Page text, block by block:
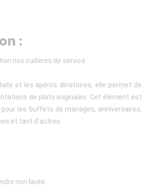
:
nos cuillères de service.
et les apéros dînatoires, elle permet de
de plats originales. Cet élément est
les buffets de mariages, anniversaires,
et tant d'autres.
non lavée.